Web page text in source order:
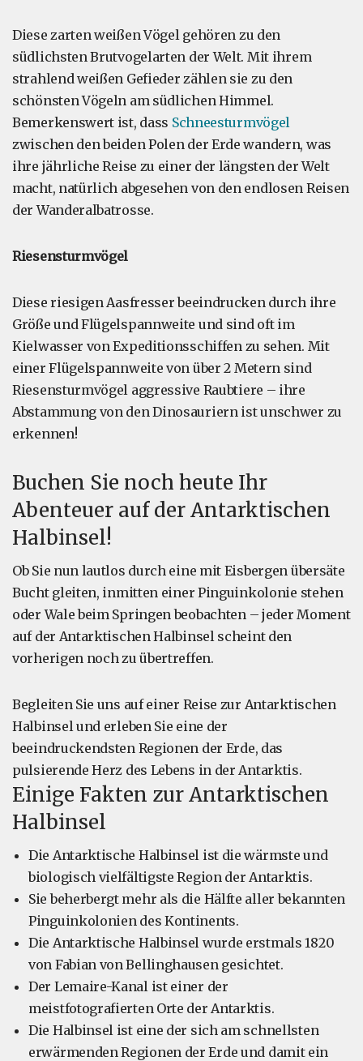
Diese zarten weißen Vögel gehören zu den
südlichsten Brutvogelarten der Welt. Mit ihrem
strahlend weißen Gefieder zählen sie zu den
schönsten Vögeln am südlichen Himmel.
Bemerkenswert ist, dass Schneesturmvögel
zwischen den beiden Polen der Erde wandern, was
ihre jährliche Reise zu einer der längsten der Welt
macht, natürlich abgesehen von den endlosen Reisen
der Wanderalbatrosse.
Riesensturmvögel
Diese riesigen Aasfresser beeindrucken durch ihre
Größe und Flügelspannweite und sind oft im
Kielwasser von Expeditionsschiffen zu sehen. Mit
einer Flügelspannweite von über 2 Metern sind
Riesensturmvögel aggressive Raubtiere – ihre
Abstammung von den Dinosauriern ist unschwer zu
erkennen!
Buchen Sie noch heute Ihr
Abenteuer auf der Antarktischen
Halbinsel!
Ob Sie nun lautlos durch eine mit Eisbergen übersäte
Bucht gleiten, inmitten einer Pinguinkolonie stehen
oder Wale beim Springen beobachten – jeder Moment
auf der Antarktischen Halbinsel scheint den
vorherigen noch zu übertreffen.
Begleiten Sie uns auf einer Reise zur Antarktischen
Halbinsel und erleben Sie eine der
beeindruckendsten Regionen der Erde, das
pulsierende Herz des Lebens in der Antarktis.
Einige Fakten zur Antarktischen
Halbinsel
Die Antarktische Halbinsel ist die wärmste und
biologisch vielfältigste Region der Antarktis.
Sie beherbergt mehr als die Hälfte aller bekannten
Pinguinkolonien des Kontinents.
Die Antarktische Halbinsel wurde erstmals 1820
von Fabian von Bellinghausen gesichtet.
Der Lemaire-Kanal ist einer der
meistfotografierten Orte der Antarktis.
Die Halbinsel ist eine der sich am schnellsten
erwärmenden Regionen der Erde und damit ein